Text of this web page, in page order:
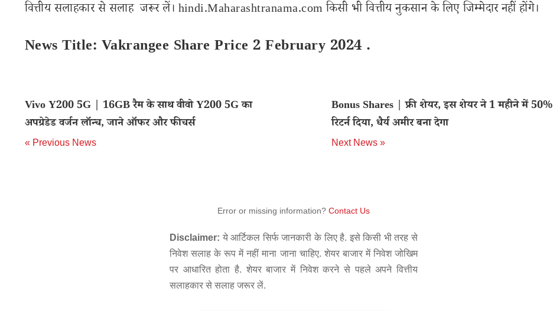
वित्तीय सलाहकार से सलाह जरूर लें। hindi.Maharashtranama.com किसी भी वित्तीय नुकसान के लिए जिम्मेदार नहीं होंगे।
News Title: Vakrangee Share Price 2 February 2024 .
Vivo Y200 5G | 16GB रैम के साथ वीवो Y200 5G का
अपग्रेडेड वर्जन लॉन्च, जाने ऑफर और फीचर्स
« Previous News
Bonus Shares | फ्री शेयर, इस शेयर ने 1 महीने में 50%
रिटर्न दिया, धैर्य अमीर बना देगा
Next News »
Error or missing information? Contact Us
Disclaimer: ये आर्टिकल सिर्फ जानकारी के लिए है. इसे किसी भी तरह से
निवेश सलाह के रूप में नहीं माना जाना चाहिए. शेयर बाजार में निवेश जोखिम
पर आधारित होता है. शेयर बाजार में निवेश करने से पहले अपने वित्तीय
सलाहकार से सलाह जरूर लें.